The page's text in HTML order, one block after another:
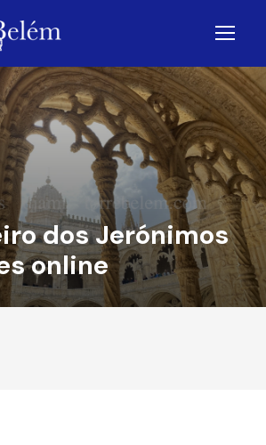
dos Jerónimos
online